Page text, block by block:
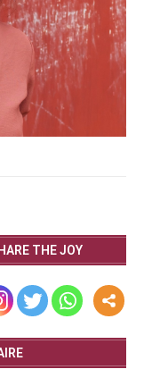
THE JOY